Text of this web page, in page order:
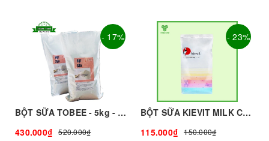
- 17%
BỘT SỮA TOBEE - 5kg - TOBEE FOOD | Bột Sữa làm Trà Sữa - TOBEE FOOD
430.000₫
520.000₫
- 23%
BỘT SỮA KIEVIT MILK CAP - 500g - KIEVIT | Bột Sữa làm Trà Sữa - TOBEE FOOD
115.000₫
150.000₫